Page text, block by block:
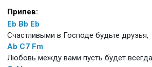
Припев:
Eb Bb Eb
Счастливыми в Господе будьте друзья,
Ab C7 Fm
Любовь между вами пусть будет